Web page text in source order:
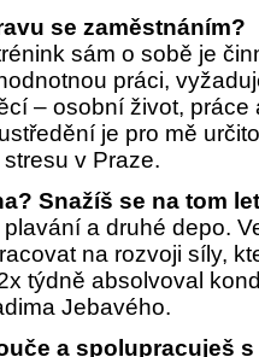
se zaměstnáním?
sám o sobě je
práci,
– osobní život,
je pro mě
v Praze.
Snažíš se na tom
a druhé depo.
na rozvoji síly,
týdně absolvoval
Jebavého.
a spolupracuješ